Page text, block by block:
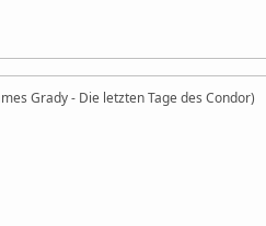
Grady - Die letzten Tage des Condor)